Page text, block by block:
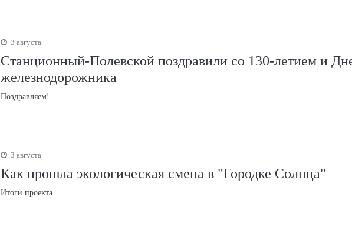
3 августа
Станционный-Полевской поздравили со 130-летием и
железнодорожника
Поздравляем!
3 августа
Как прошла экологическая смена в "Городке Солнца"
Итоги проекта